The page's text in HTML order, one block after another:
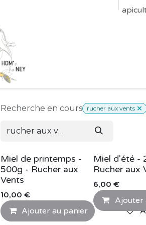
Recherche en cours rucher aux vents
Miel de printemps -
500g - Rucher aux
Vents
10,00 €
Ajouter au panier
Miel d'été -
Rucher aux
6,00 €
Ajouter